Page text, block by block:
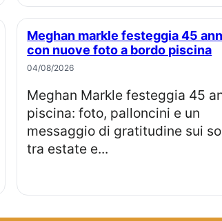
Meghan markle festeggia 45 anni
con nuove foto a bordo piscina
04/08/2026
Meghan Markle festeggia 45 anni in
piscina: foto, palloncini e un
messaggio di gratitudine sui
tra estate e...